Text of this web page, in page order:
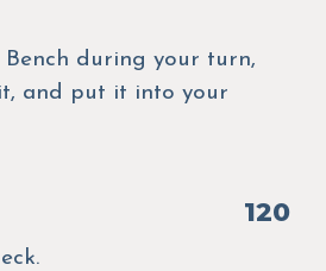
during your turn,
and put it into your
120